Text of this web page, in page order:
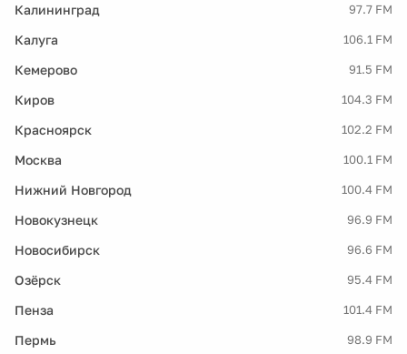
Калининград 97.7 FM
Калуга 106.1 FM
Кемерово 91.5 FM
Киров 104.3 FM
Красноярск 102.2 FM
Москва 100.1 FM
Нижний Новгород 100.4 FM
Новокузнецк 96.9 FM
Новосибирск 96.6 FM
Озёрск 95.4 FM
Пенза 101.4 FM
Пермь 98.9 FM